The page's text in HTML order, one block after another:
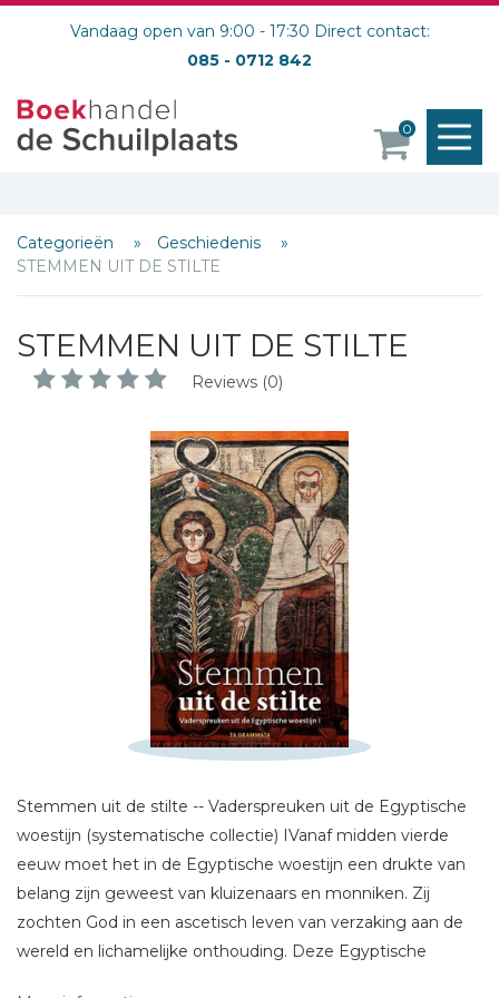
Vandaag open van 9:00 - 17:30 Direct contact:
085 - 0712 842
0
Categorieën
Geschiedenis
STEMMEN UIT DE STILTE
STEMMEN UIT DE STILTE
Reviews (0)
Stemmen uit de stilte -- Vaderspreuken uit de Egyptische
woestijn (systematische collectie) IVanaf midden vierde
eeuw moet het in de Egyptische woestijn een drukte van
belang zijn geweest van kluizenaars en monniken. Zij
zochten God in een ascetisch leven van verzaking aan de
wereld en lichamelijke onthouding. Deze Egyptische
Schrijf hieronder je review!
Naam *
E-mail *
Bericht *